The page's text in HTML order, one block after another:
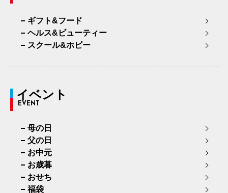
ギフト&フード
ヘルス&ビューティー
スクール&ホビー
イベント
EVENT
母の日
父の日
お中元
お歳暮
おせち
福袋